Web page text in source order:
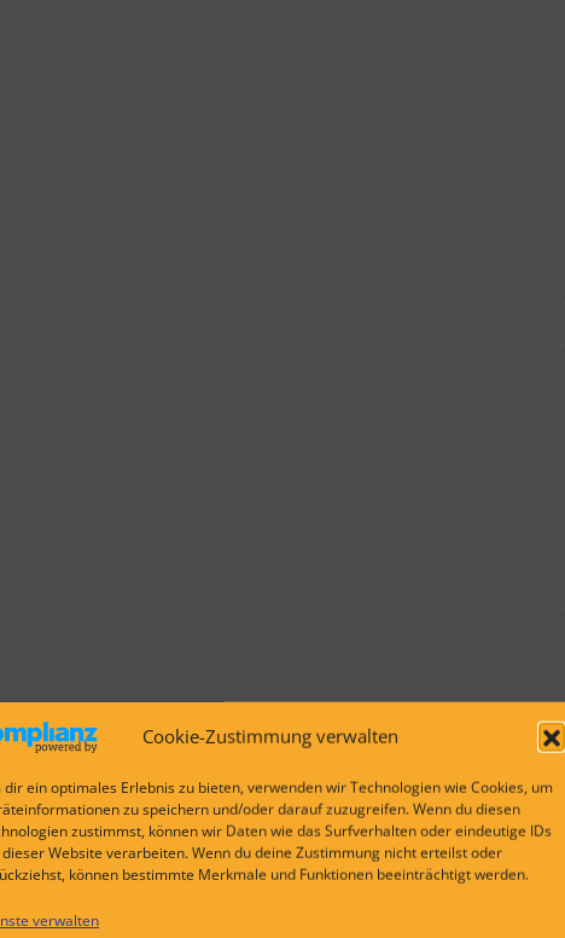
Cookie-Zustimmung verwalten
dir ein optimales Erlebnis zu bieten, verwenden wir Technologien wie Cookies, um
zu speichern und/oder darauf zuzugreifen. Wenn du diesen
zustimmst, können wir Daten wie das Surfverhalten oder eindeutige IDs
Website verarbeiten. Wenn du deine Zustimmung nicht erteilst oder
können bestimmte Merkmale und Funktionen beeinträchtigt werden.
verwalten